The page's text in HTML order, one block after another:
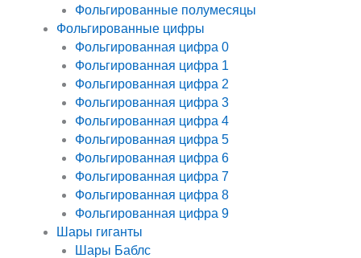
Фольгированные полумесяцы
Фольгированные цифры
Фольгированная цифра 0
Фольгированная цифра 1
Фольгированная цифра 2
Фольгированная цифра 3
Фольгированная цифра 4
Фольгированная цифра 5
Фольгированная цифра 6
Фольгированная цифра 7
Фольгированная цифра 8
Фольгированная цифра 9
Шары гиганты
Шары Баблс